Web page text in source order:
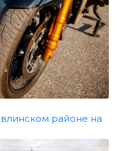
районе на